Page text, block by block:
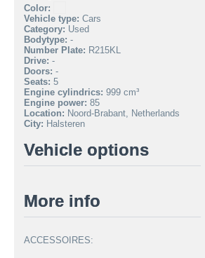
Color:
Vehicle type: Cars
Category: Used
Bodytype: -
Number Plate: R215KL
Drive: -
Doors: -
Seats: 5
Engine cylindrics: 999 cm³
Engine power: 85
Location: Noord-Brabant, Netherlands
City: Halsteren
Vehicle options
More info
ACCESSOIRES: